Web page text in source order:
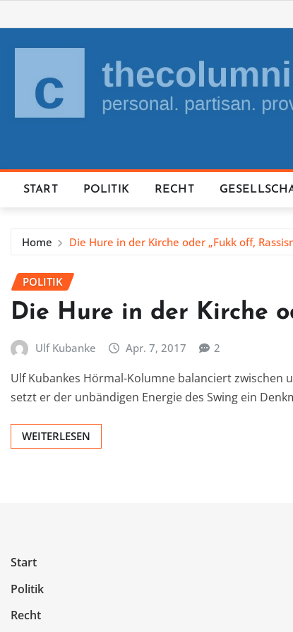
to
content
START POLITIK RECHT
Home Die Hure in der Kirche oder „Fukk off,
POLITIK
Die Hure in der Kirche
Ulf Kubanke Apr. 7, 2017 2
Ulf Kubankes Hörmal-Kolumne balanciert
setzt er der unbändigen Energie des Swing ein
WEITERLESEN
Start
Politik
Recht